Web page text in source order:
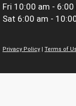
Fri 10:00 am - 6:00
Sat 6:00 am -
Privacy Policy
Terms of